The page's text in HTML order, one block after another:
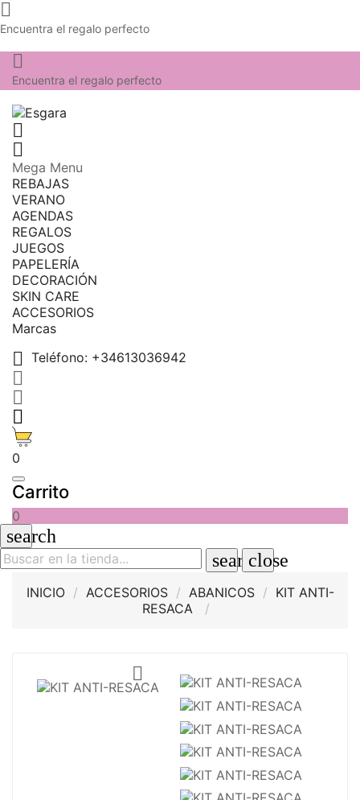

Encuentra el regalo perfecto

Encuentra el regalo perfecto


Mega Menu
REBAJAS
VERANO
AGENDAS
REGALOS
JUEGOS
PAPELERÍA
DECORACIÓN
SKIN CARE
ACCESORIOS
Marcas
 Teléfono: +34613036942



0
Carrito
0
search
searchclose
INICIO ACCESORIOS ABANICOS
KIT ANTI-
RESACA
